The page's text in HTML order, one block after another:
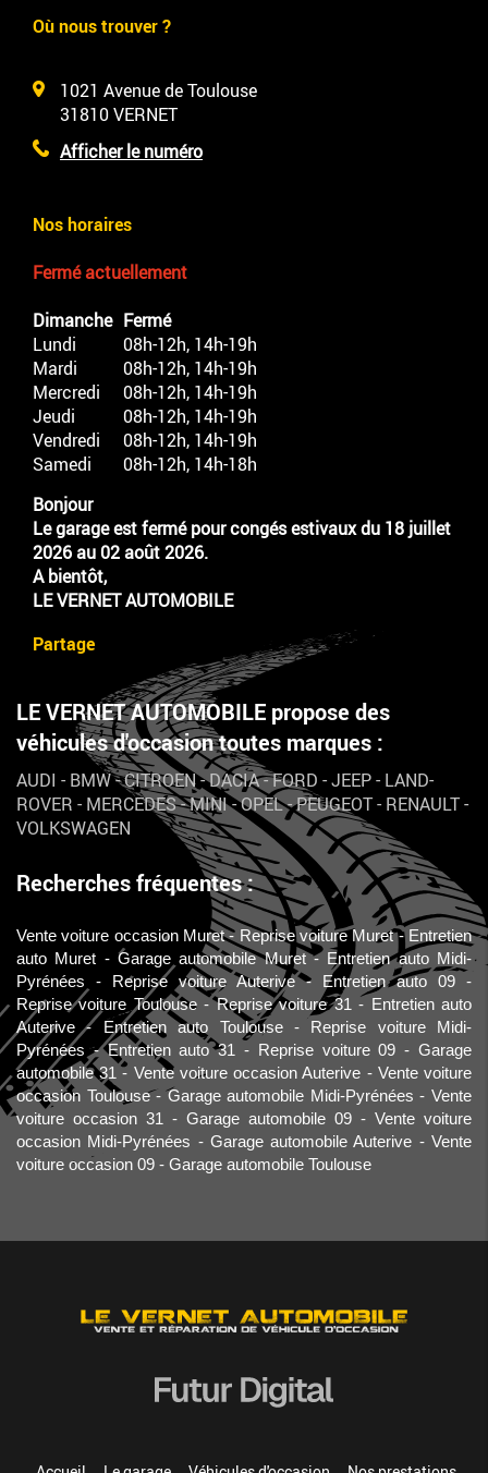
Où nous trouver ?
1021 Avenue de Toulouse
31810VERNET
Afficher le numéro
Nos horaires
Fermé actuellement
Dimanche Fermé
Lundi
08h-12h, 14h-19h
Mardi
08h-12h, 14h-19h
Mercredi
08h-12h, 14h-19h
Jeudi
08h-12h, 14h-19h
Vendredi
08h-12h, 14h-19h
Samedi
08h-12h, 14h-18h
Bonjour
Le garage est fermé pour congés estivaux du 18 juillet
2026 au 02 août 2026.
A bientôt,
LE VERNET AUTOMOBILE
Partage
LE VERNET AUTOMOBILE propose des
véhicules d'occasion toutes marques :
AUDI - BMW-CITROEN-DACIA-FORD -JEEP- LAND-
ROVER - MERCEDES-MINI-OPEL-PEUGEOT- RENAULT-
VOLKSWAGEN
Recherches fréquentes :
Vente voiture occasion Muret Reprise voiture Muret
Entretien
auto Muret
Garage automobile Muret
Entretien auto Midi-
Pyrénées
Reprise voiture Auterive
Entretien auto 09
Reprise voiture Toulouse
Reprise voiture 31
Entretien auto
Auterive
Entretien auto Toulouse
Reprise voiture Midi-
Pyrénées
Entretien auto 31 Reprise voiture 09
Garage
automobile 31
Vente voiture occasion Auterive
Vente voiture
occasion Toulouse
Garage automobile Midi-Pyrénées
Vente
voiture occasion 31
Garage automobile 09
Vente voiture
occasion Midi-Pyrénées
Garage automobile Auterive
Vente
voiture occasion 09
Garage automobile Toulouse